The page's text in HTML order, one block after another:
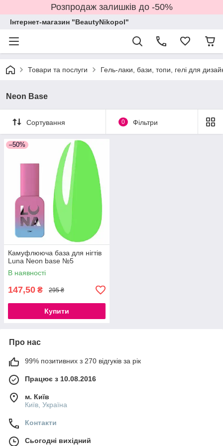
Розпродаж залишків до -50%
Інтернет-магазин "BeautyNikopol"
Товари та послуги Гель-лаки, бази, топи, гелі для
Neon Base
Сортування 0 Фільтри
–50%
Камуфлююча база для нігтів
Luna Neon base №5
В наявності
147,50 ₴ 295 ₴
Купити
Про нас
99% позитивних з 270 відгуків за рік
Працює з 10.08.2016
м. Київ
Київ, Україна
Контакти
Сьогодні вихідний